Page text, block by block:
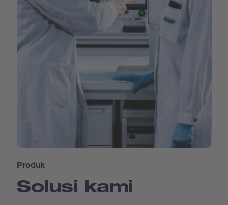
Produk
Solusi kami